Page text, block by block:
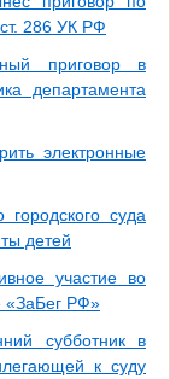
286 УК РФ
приговор в
департамента
электронные
суда
детей
участие во
«ЗаБег РФ»
субботник в
к суду